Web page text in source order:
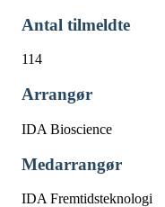
Antal tilmeldte
114
Arrangør
IDA Bioscience
Medarrangør
IDA Fremtidsteknologi